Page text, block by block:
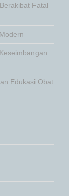
Fatal
Edukasi Obat